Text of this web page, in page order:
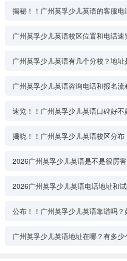
揭秘！！广州英孚少儿英语的客服电
广州英孚少儿英语校区位置和电话速
广州英孚少儿英语有几个分校？地址
广州英孚少儿英语咨询电话和报名流
速览！！广州英孚少儿英语口碑好不
揭晓！！广州英孚少儿英语校区分布
2026广州英孚少儿英语是不是很厉害
2026广州英孚少儿英语电话地址和
公布！！广州英孚少儿英语靠谱吗？
广州英孚少儿英语地址在哪？有多少